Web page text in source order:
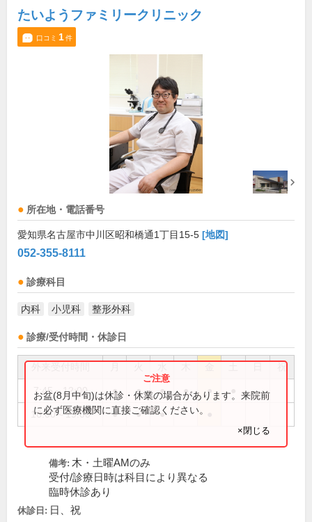
たいようファミリークリニック
口コミ 1件
所在地・電話番号
愛知県名古屋市中川区昭和橋通1丁目15-5 [地図]
052-355-8111
診療科目
内科 小児科 整形外科
診療/受付時間・休診日
祝
7:45～12:00 ● ● ● ● ●
16:00～19:00 ● ● ●
お盆(8月中旬)は休診・休業の場合があります。来院前
に必ず医療機関に直接ご確認ください。
×閉じる
備考: 木・土曜AMのみ
受付/診療日時は科目により異なる
臨時休診あり
休診日: 日、祝